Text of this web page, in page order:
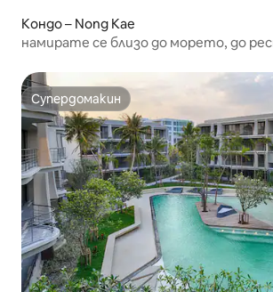
Кондо – Nong Kae
намирате се близо до морето, до
Супердомакин
Супердомакин